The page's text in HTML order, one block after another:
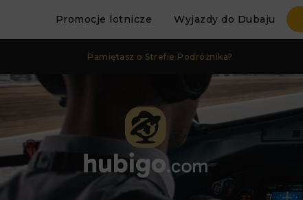
Promocje lotnicze Wyjazdy do Dubaju
Pamiętasz o Strefie Podróżnika?